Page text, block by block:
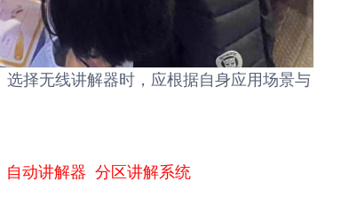
择无线讲解器时，应根据自身应用场景与
自动讲解器 分区讲解系统